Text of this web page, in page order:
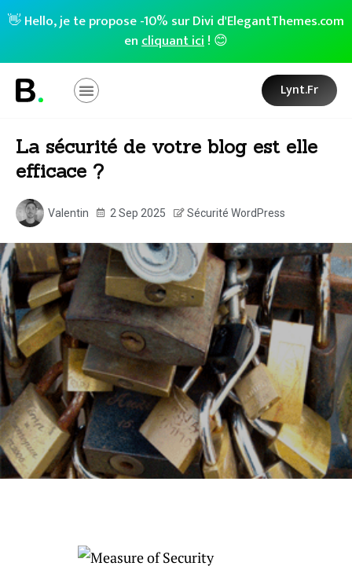
👋 Hello, je te propose -10% sur Divi d'ElegantThemes.com
encliquant ici! 😊
Lynt.fr
La sécurité de votre blog est elle
efficace ?
Valentin 2 Sep 2025 Sécurité WordPress